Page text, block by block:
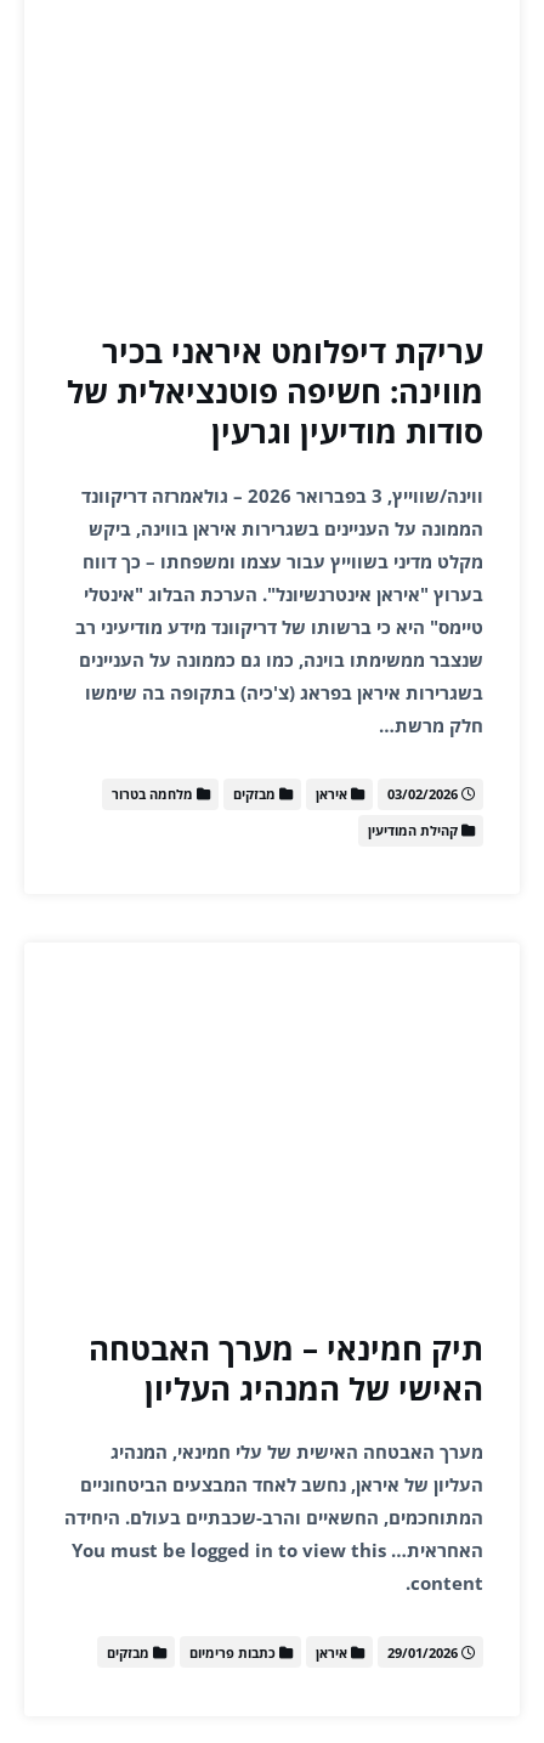
עריקת דיפלומט איראני בכיר
מווינה: חשיפה פוטנציאלית של
סודות מודיעין וגרעין
ווינה/שווייץ, 3 בפברואר 2026 – גולאמרזה דריקוונד
הממונה על העניינים בשגרירות איראן בווינה, ביקש
מקלט מדיני בשווייץ עבור עצמו ומשפחתו – כך דווח
בערוץ "איראן אינטרנשיונל". הערכת הבלוג "אינטלי
טיימס" היא כי ברשותו של דריקוונד מידע מודיעיני רב
שנצבר ממשימתו בוינה, כמו גם כממונה על העניינים
בשגרירות איראן בפראג (צ'כיה) בתקופה בה שימשו
חלק מרשת…
03/02/2026 איראן מבזקים
מלחמה בטרור
קהילת המודיעין
תיק חמינאי – מערך האבטחה
האישי של המנהיג העליון
מערך האבטחה האישית של עלי חמינאי, המנהיג
העליון של איראן, נחשב לאחד המבצעים הביטחוניים
המתוחכמים, החשאיים והרב-שכבתיים בעולם. היחידה
האחראית… You must be logged in to view this
content.
29/01/2026 איראן כתבות פרימיום מבזקים